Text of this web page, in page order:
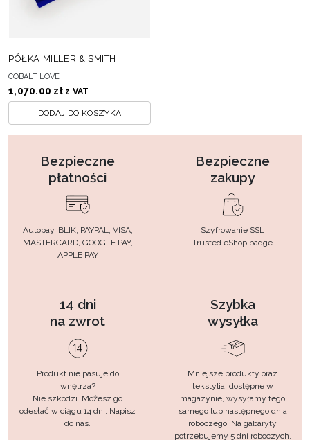
PÓŁKA MILLER & SMITH
COBALT LOVE
1,070.00 zł z VAT
DODAJ DO KOSZYKA
Bezpieczne
płatności
Autopay, BLIK, PAYPAL, VISA,
MASTERCARD, GOOGLE PAY,
APPLE PAY
Bezpieczne
zakupy
Szyfrowanie SSL
Trusted eShop badge
14 dni
na zwrot
Produkt nie pasuje do
wnętrza?
Nie szkodzi. Możesz go
odesłać w ciągu 14 dni. Napisz
do nas.
Szybka
wysyłka
Mniejsze produkty oraz
tekstylia, dostępne w
magazynie, wysyłamy tego
samego lub następnego dnia
roboczego. Na gabaryty
potrzebujemy 5 dni roboczych.